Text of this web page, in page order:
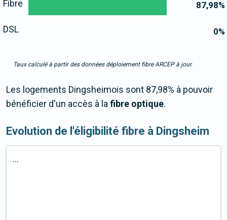
87,98%
0%
Fibre
DSL
Taux calculé à partir des données déploiement fibre ARCEP à jour.
Les logements Dingsheimois sont 87,98% à pouvoir
bénéficier d'un accès à lafibre optique.
Evolution de l'éligibilité fibre à Dingsheim
...